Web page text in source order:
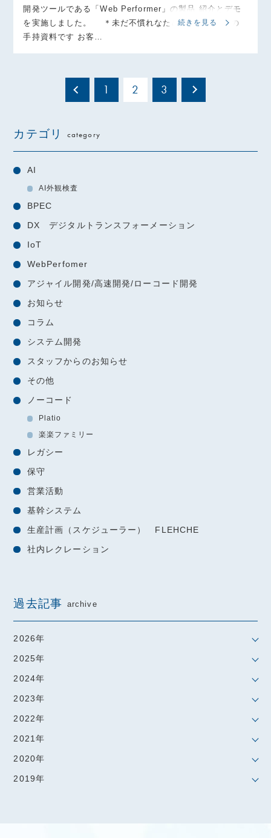
開発ツールである「Web Performer」の製品 紹介とデモ
を実施しました。 ＊未だ不慣れなためカンペだらけの
手持資料です お客…
続きを見る
1 2 3
カテゴリ category
AI
AI外観検査
BPEC
DX デジタルトランスフォーメーション
IoT
WebPerfomer
アジャイル開発/高速開発/ローコード開発
お知らせ
コラム
システム開発
スタッフからのお知らせ
その他
ノーコード
Platio
楽楽ファミリー
レガシー
保守
営業活動
基幹システム
生産計画（スケジューラー） FLEHCHE
社内レクレーション
過去記事 archive
2026年
2025年
2024年
2023年
2022年
2021年
2020年
2019年